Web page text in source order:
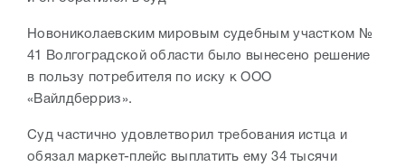
Новониколаевским мировым судебным участком №
41 Волгоградской области было вынесено решение
в пользу потребителя по иску к ООО
«Вайлдберриз».
Суд частично удовлетворил требования истца и
обязал маркет-плейс выплатить ему 34 тысячи